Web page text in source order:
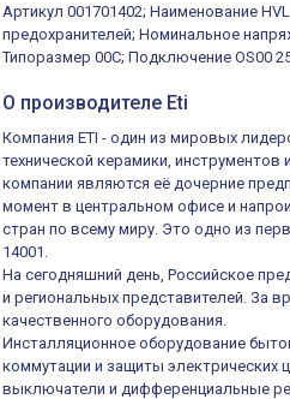
Артикул 001701402; Наименование
предохранителей; Номинальное
Типоразмер 00C; Подключение OS00
О производителе Eti
Компания ETI - один из мировых
технической керамики,
компании являются её дочерние
момент в центральном офисе и
стран по всему миру. Это одно из
14001.
На сегодняшний день, Российское
и региональных представителей. За
качественного оборудования.
Инсталляционное оборудование
коммутации и защиты электрических
выключатели и дифференциальные